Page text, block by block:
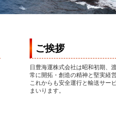
ご挨拶
日豊海運株式会社は昭和初期、
常に開拓・創造の精神と堅実経
これからも安全運行と輸送サー
まいります。